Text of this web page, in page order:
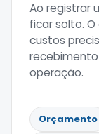
Ao registrar
ficar solto.
custos
operação.
Orçamento